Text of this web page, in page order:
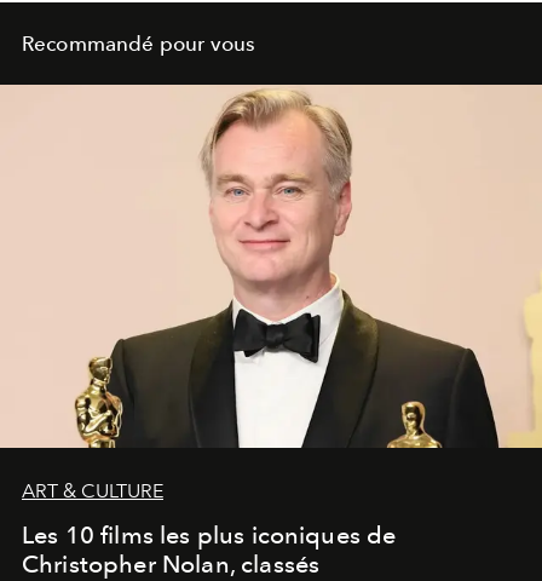
Recommandé pour vous
ART & CULTURE
Les 10 films les plus iconiques de
Christopher Nolan, classés